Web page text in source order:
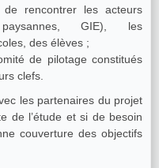
rencontrer les acteurs
paysannes, GIE), les
des élèves ;
de pilotage constitués
clefs.
les partenaires du projet
de l’étude et si de besoin
couverture des objectifs